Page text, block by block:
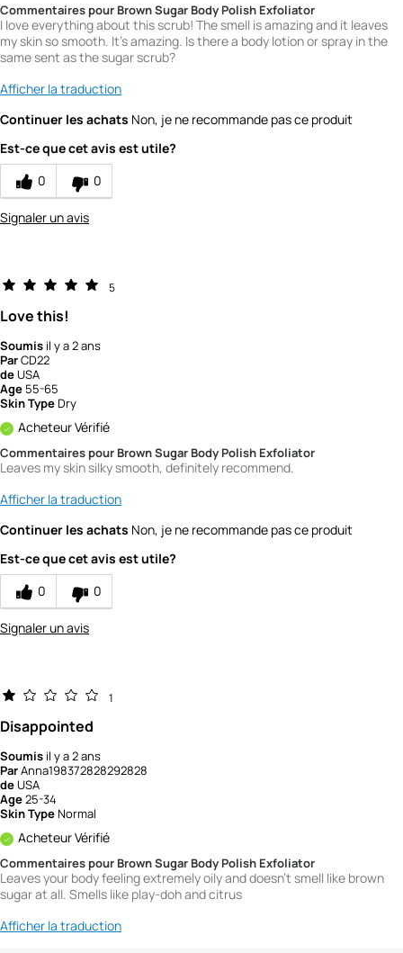
Commentaires pour Brown Sugar Body Polish Exfoliator
I love everything about this scrub! The smell is amazing and it leaves
my skin so smooth. It's amazing. Is there a body lotion or spray in the
same sent as the sugar scrub?
Afficher la traduction
Continuer les achats Non, je ne recommande pas ce produit
Est-ce que cet avis est utile?
0
0
Signaler un avis
5
Love this!
Soumis il y a 2 ans
ParCD22
deUSA
Age 55-65
Skin TypeDry
Acheteur Vérifié
Commentaires pour Brown Sugar Body Polish Exfoliator
Leaves my skin silky smooth, definitely recommend.
Afficher la traduction
Continuer les achats Non, je ne recommande pas ce produit
Est-ce que cet avis est utile?
0
0
Signaler un avis
1
Disappointed
Soumis il y a 2 ans
ParAnna198372828292828
deUSA
Age25-34
Skin TypeNormal
Acheteur Vérifié
Commentaires pour Brown Sugar Body Polish Exfoliator
Leaves your body feeling extremely oily and doesn't smell like brown
sugar at all. Smells like play-doh and citrus
Afficher la traduction